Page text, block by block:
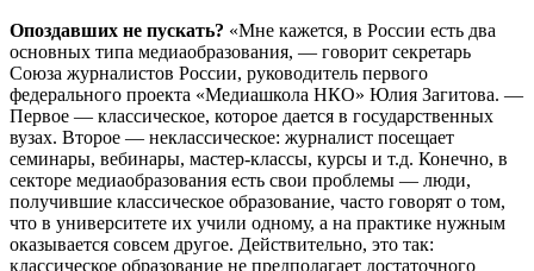
Опоздавших не пускать? «Мне кажется, в России есть два
основных типа медиаобразования, — говорит секретарь
Союза журналистов России, руководитель первого
федерального проекта «Медиашкола НКО» Юлия Загитова. —
Первое — классическое, которое дается в государственных
вузах. Второе — неклассическое: журналист посещает
семинары, вебинары, мастер-классы, курсы и т.д. Конечно, в
секторе медиаобразования есть свои проблемы — люди,
получившие классическое образование, часто говорят о том,
что в университете их учили одному, а на практике нужным
оказывается совсем другое. Действительно, это так:
классическое образование не предполагает достаточного